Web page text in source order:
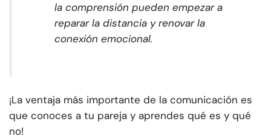
la comprensión pueden empezar a
reparar la distancia y renovar la
conexión emocional.
¡La ventaja más importante de la comunicación es
que conoces a tu pareja y aprendes qué es y qué
no!